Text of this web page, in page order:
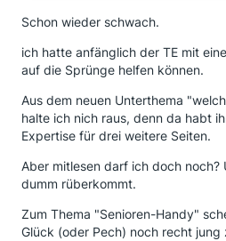
Schon wieder schwach.
ich hatte anfänglich der TE mit
auf die Sprünge helfen können.
Aus dem neuen Unterthema
halte ich nich raus, denn da habt
Expertise für drei weitere Seiten.
Aber mitlesen darf ich doch noch?
dumm rüberkommt.
Zum Thema "Senioren-Handy"
Glück (oder Pech) noch recht jung